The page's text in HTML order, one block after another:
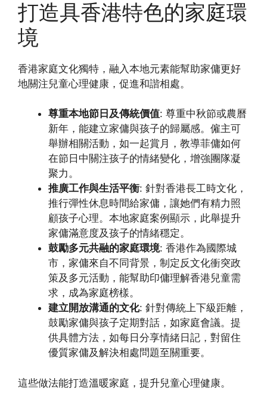
打造具香港特色的家庭環
境
香港家庭文化獨特，融入本地元素能幫助家傭更好
地關注兒童心理健康，促進和諧相處。
尊重本地節日及傳統價值: 尊重中秋節或農曆
新年，能建立家傭與孩子的歸屬感。僱主可
舉辦相關活動，如一起賞月，教導菲傭如何
在節日中關注孩子的情緒變化，增強團隊凝
聚力。
推廣工作與生活平衡: 針對香港長工時文化，
推行彈性休息時間給家傭，讓她們有精力照
顧孩子心理。本地家庭案例顯示，此舉提升
家傭滿意度及孩子的情緒穩定。
鼓勵多元共融的家庭環境: 香港作為國際城
市，家傭來自不同背景，制定反文化衝突政
策及多元活動，能幫助印傭理解香港兒童需
求，成為家庭榜樣。
建立開放溝通的文化: 針對傳統上下級距離，
鼓勵家傭與孩子定期對話，如家庭會議。提
供具體方法，如每日分享情緒日記，對留住
優質家傭及解決相處問題至關重要。
這些做法能打造溫暖家庭，提升兒童心理健康。